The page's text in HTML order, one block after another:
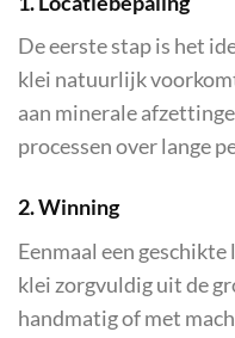
De eerste stap is het
klei natuurlijk
aan minerale
processen over lange
2. Winning
Eenmaal een
klei zorgvuldig uit de
handmatig of met